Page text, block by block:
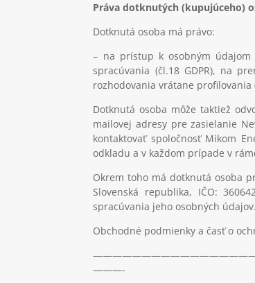
Práva dotknutých (kupujúceho)
Dotknutá osoba má právo:
– na prístup k osobným údajom
spracúvania (čl.18 GDPR), na
rozhodovania vrátane profilovania
Dotknutá osoba môže taktiež
mailovej adresy pre zasielanie
kontaktovať spoločnosť Mikom
odkladu a v každom prípade v
Okrem toho má dotknutá osoba
Slovenská republika, IČO:
spracúvania jeho osobných údajov.
Obchodné podmienky a časť o
———-